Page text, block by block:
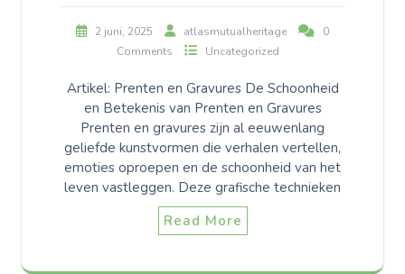
2 juni, 2025 atlasmutualheritage
0
Comments
Uncategorized
Artikel: Prenten en Gravures De Schoonheid
en Betekenis van Prenten en Gravures
Prenten en gravures zijn al eeuwenlang
geliefde kunstvormen die verhalen vertellen,
emoties oproepen en de schoonheid van het
leven vastleggen. Deze grafische technieken
Read More